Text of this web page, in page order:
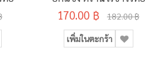
170.00 ฿ 182.00 ฿
เพิ่มในตะกร้า